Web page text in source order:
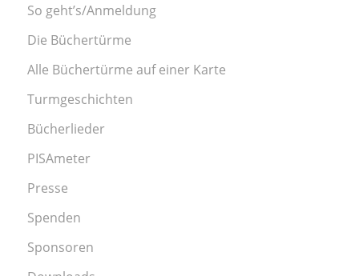
So geht’s/Anmeldung
Die Büchertürme
Alle Büchertürme auf einer Karte
Turmgeschichten
Bücherlieder
PISAmeter
Presse
Spenden
Sponsoren